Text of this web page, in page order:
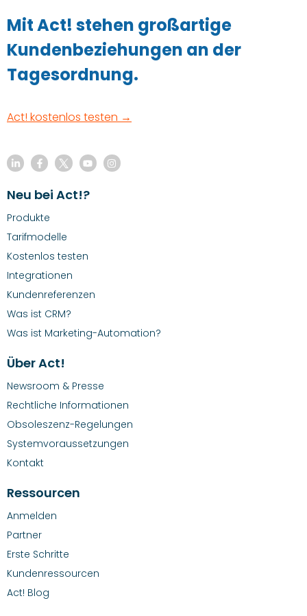
Mit Act! stehen großartige
Kundenbeziehungen an der
Tagesordnung.
Act! kostenlos testen →
Neu bei Act!?
Produkte
Tarifmodelle
Kostenlos testen
Integrationen
Kundenreferenzen
Was ist CRM?
Was ist Marketing-Automation?
Über Act!
Newsroom & Presse
Rechtliche Informationen
Obsoleszenz-Regelungen
Systemvoraussetzungen
Kontakt
Ressourcen
Anmelden
Partner
Erste Schritte
Kundenressourcen
Act! Blog